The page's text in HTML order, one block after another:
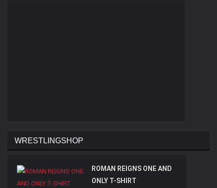
WRESTLINGSHOP
ROMAN REIGNS ONE AND
ONLY T-SHIRT